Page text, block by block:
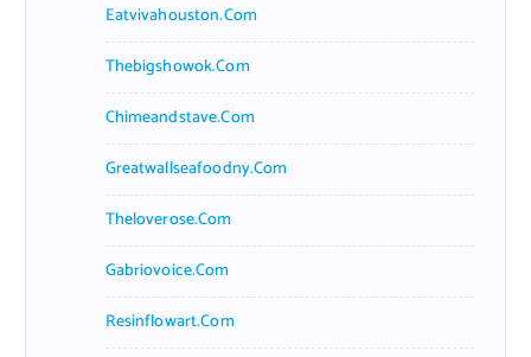
Eatvivahouston.com
Thebigshowok.com
Chimeandstave.com
Greatwallseafoodny.com
Theloverose.com
Gabriovoice.com
Resinflowart.com